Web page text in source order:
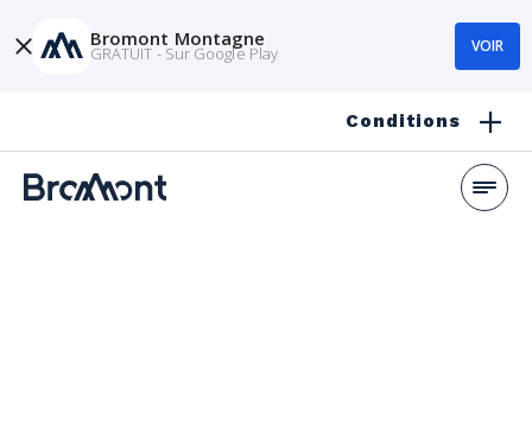
Conditions
Bromont Montagne
GRATUIT - Sur Google Play VOIR